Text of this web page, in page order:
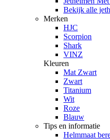
Bekijk alle
Merken
HJC
Scorpion
Shark
VINZ
Kleuren
Mat Zwart
Zwart
Titanium
Wit
Roze
Blauw
Tips en informatie
Helmmaat